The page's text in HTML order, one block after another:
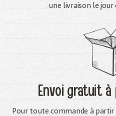
une livraison le
Envoi gratuit
Pour toute commande à partir